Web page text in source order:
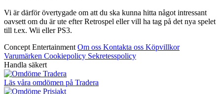
Vi är därför övertygade om att du ska kunna hitta något intressant
oavsett om du är ute efter Retrospel eller vill ha tag på det nya spelet
till t.ex. Wii eller PS3.
Concept Entertainment Om oss Kontakta oss Köpvillkor
Varumärken Cookiepolicy Sekretesspolicy
Handla säkert
Läs våra omdömen på Tradera